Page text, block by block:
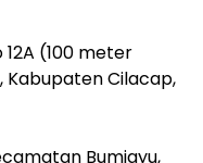
12A (100 meter
Kabupaten Cilacap,
Bumiayu,